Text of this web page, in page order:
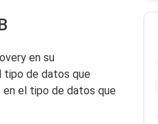
en su
tipo de datos que
en el tipo de datos que